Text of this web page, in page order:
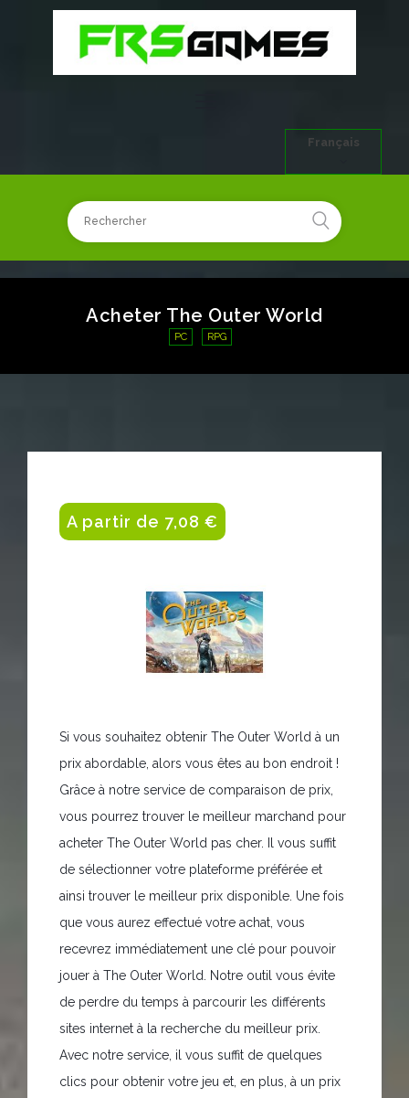
Français
Acheter The Outer World
PC RPG
A partir de 7,08 €
Si vous souhaitez obtenir The Outer World à un
prix abordable, alors vous êtes au bon endroit !
Grâce à notre service de comparaison de prix,
vous pourrez trouver le meilleur marchand pour
acheter The Outer World pas cher. Il vous suffit
de sélectionner votre plateforme préférée et
ainsi trouver le meilleur prix disponible. Une fois
que vous aurez effectué votre achat, vous
recevrez immédiatement une clé pour pouvoir
jouer à The Outer World. Notre outil vous évite
de perdre du temps à parcourir les différents
sites internet à la recherche du meilleur prix.
Avec notre service, il vous suffit de quelques
clics pour obtenir votre jeu et, en plus, à un prix